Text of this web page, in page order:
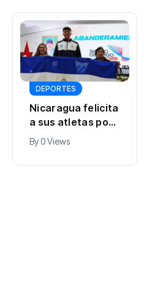
DEPORTES
Nicaragua felicita
a sus atletas por
las cinco medallas
que han logrado
en los Juegos
By0 Views